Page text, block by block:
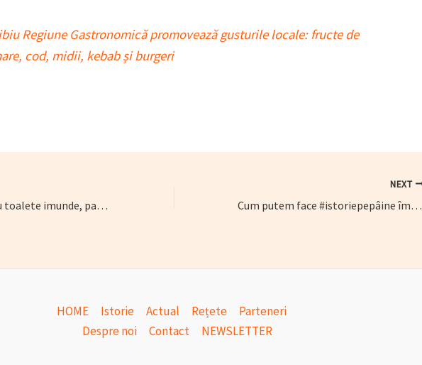
Regiune Gastronomică promovează gusturile locale: fructe de
cod, midii, kebab și burgeri
Matei Pleșu: “Cu toalete imunde, pastă de mici de la hipermarket și cartofi congelați nu ajungem departe”
NEXT
Cum putem face #istoriepepâine împreună. Puteți precomanda trei cărți fundamentale pentru gastronomia românească
HOME Istorie Actual Rețete
Parteneri
Despre noi
Contact NEWSLETTER